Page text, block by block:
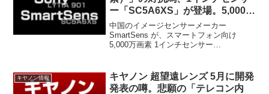
ー「SC5A6XS」が登場。5,000万
画素運用でその実力差を読み解く
中国のイメージセンサーメーカー
SmartSens が、スマートフォン向け
5,000万画素 1インチセンサー
ファーウェイの次期フラッグシップ機へ
の採用が有...
キヤノン情報
キヤノン 超望遠レンズ 5月に開発
発表の噂。悲願の「テレコン内